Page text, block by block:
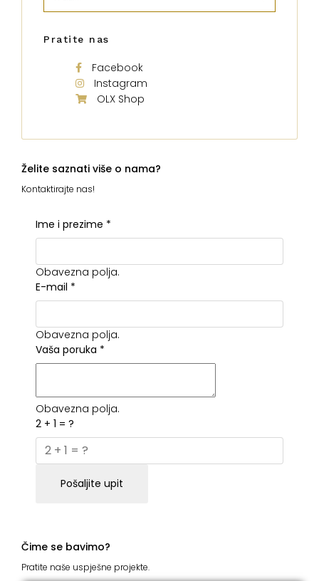
Pratite nas
Facebook
Instagram
OLX Shop
Želite saznati više o nama?
Kontaktirajte nas!
Ime i prezime *
Obavezna polja.
E-mail *
Obavezna polja.
Vaša poruka *
Obavezna polja.
2 + 1 = ?
Pošaljite upit
Čime se bavimo?
Pratite naše uspješne projekte.